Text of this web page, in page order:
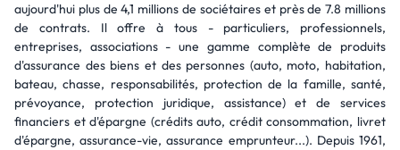
aujourd'hui plus de 4,1 millions de sociétaires et près de 7.8 millions
de contrats. Il offre à tous - particuliers, professionnels,
entreprises, associations - une gamme complète de produits
d'assurance des biens et des personnes (auto, moto, habitation,
bateau, chasse, responsabilités, protection de la famille, santé,
prévoyance, protection juridique, assistance) et de services
financiers et d'épargne (crédits auto, crédit consommation, livret
d'épargne, assurance-vie, assurance emprunteur...). Depuis 1961,